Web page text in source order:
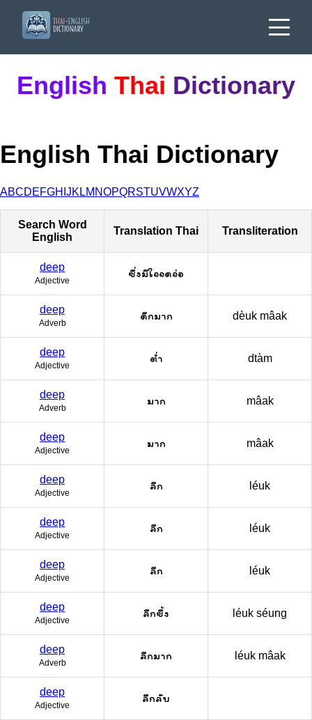
English Thai Dictionary
English Thai Dictionary
ABCDEFGH JK LM NOPQRSTUVWXYZ
Search Word
English
Translation Thai Transliteration
deep
Adjective
ซึ่งมีใจจดจ่อ
deep
Adverb
ดึกมาก dèuk mâak
deep
Adjective
ต่ำ dtàm
deep
Adverb
มาก mâak
deep
Adjective
มาก mâak
deep
Adjective
ลึก léuk
deep
Adjective
ลึก léuk
deep
Adjective
ลึก léuk
deep
Adjective
ลึกซึ้ง léuk séung
deep
Adverb
ลึกมาก léuk mâak
deep
Adjective
ลึกลับ